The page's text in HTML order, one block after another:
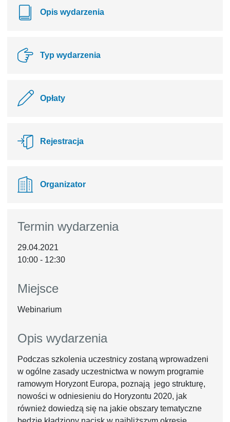
Opis wydarzenia
Typ wydarzenia
Opłaty
Rejestracja
Organizator
Termin wydarzenia
29.04.2021
10:00 - 12:30
Miejsce
Webinarium
Opis wydarzenia
Podczas szkolenia uczestnicy zostaną wprowadzeni
w ogólne zasady uczestnictwa w nowym programie
ramowym Horyzont Europa, poznają jego strukturę,
nowości w odniesieniu do Horyzontu 2020, jak
również dowiedzą się na jakie obszary tematyczne